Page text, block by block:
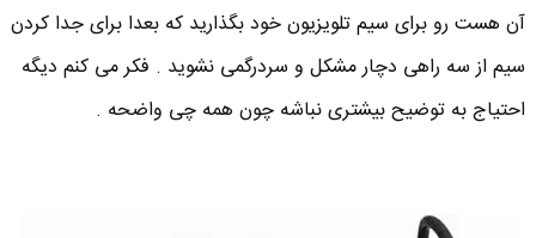
آن هست رو برای سیم تلویزیون خود بگذارید که بعدا برای جدا کردن
سیم از سه راهی دچار مشکل و سردرگمی نشوید . فکر می کنم دیگه
احتیاج به توضیح بیشتری نباشه چون همه چی واضحه .